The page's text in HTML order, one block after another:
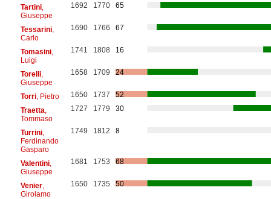
Tartini,
Giuseppe
1692 1770 65
Tessarini,
Carlo
1690 1766 67
Tomasini,
Luigi
1741 1808 16
Torelli,
Giuseppe
1658 1709 24
Torri, Pietro 1650 1737
52
Traetta
Tommaso
1727 1779 30
Turrini,
Ferdinando
Gasparo
1749 1812 8
Valentini,
Giuseppe
1681 1753 68
Venier,
Girolamo
1650 1735 50